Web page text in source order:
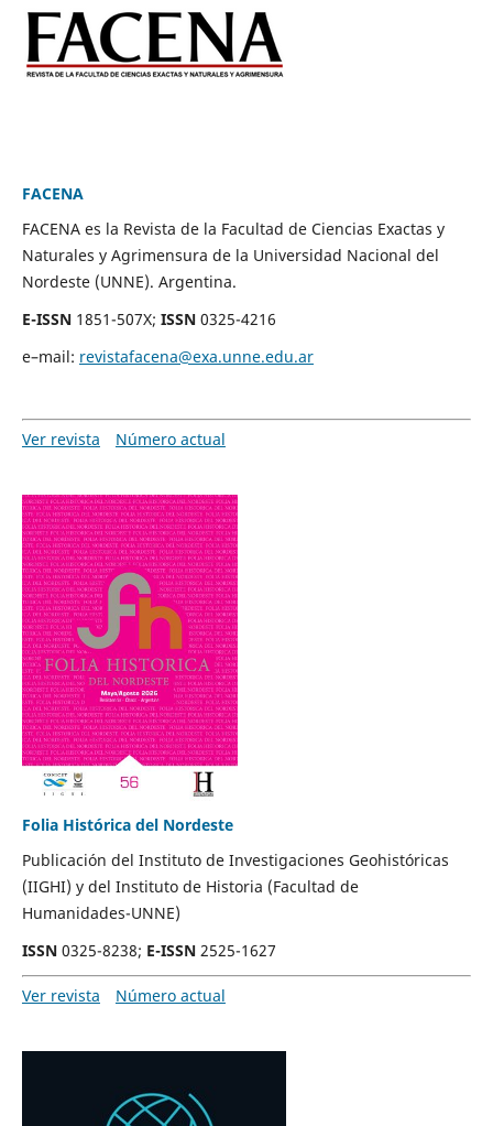
FACENA
FACENA es la Revista de la Facultad de Ciencias Exactas y
Naturales y Agrimensura de la Universidad Nacional del
Nordeste (UNNE). Argentina.
E-ISSN1851-507X; ISSN0325-4216
e–mail: revistafacena@exa.unne.edu.ar
Ver revista Número actual
Folia Histórica del Nordeste
Publicación del Instituto de Investigaciones Geohistóricas
(IIGHI) y del Instituto de Historia (Facultad de
Humanidades-UNNE)
ISSN0325-8238; E-ISSN2525-1627
Ver revista Número actual